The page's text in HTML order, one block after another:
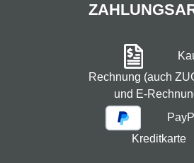
Rechnung (auch
und E-
Kreditkarte